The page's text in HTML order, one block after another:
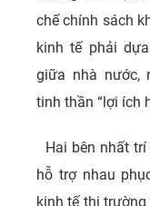
chế chính sách
kinh tế phải
giữa nhà nước,
tinh thần “lợi ích
Hai bên nhất
hỗ trợ nhau
kinh tế thị